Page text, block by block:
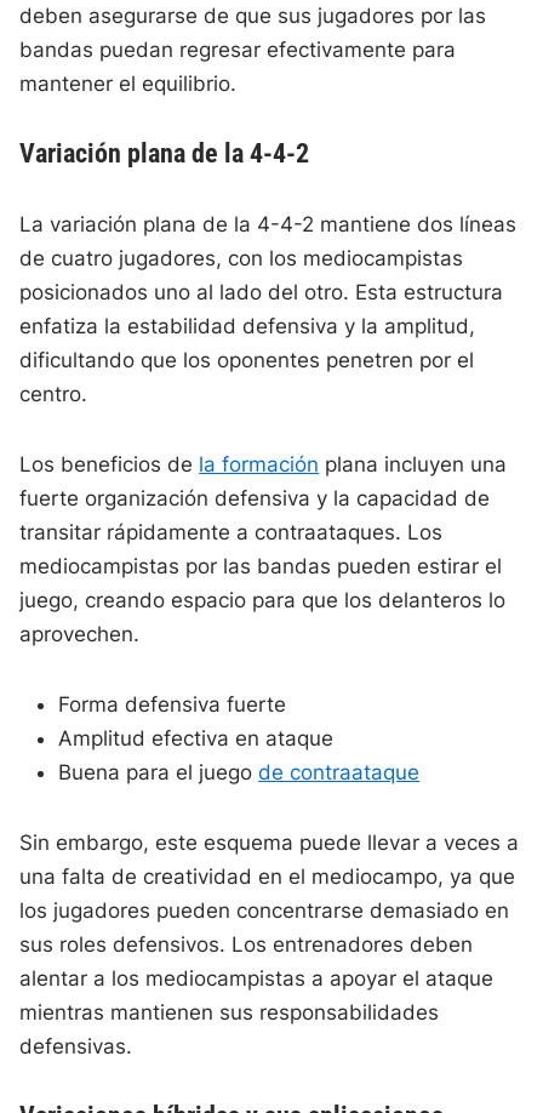
deben asegurarse de que sus jugadores por las
bandas puedan regresar efectivamente para
mantener el equilibrio.
Variación plana de la 4-4-2
La variación plana de la 4-4-2 mantiene dos líneas
de cuatro jugadores, con los mediocampistas
posicionados uno al lado del otro. Esta estructura
enfatiza la estabilidad defensiva y la amplitud,
dificultando que los oponentes penetren por el
centro.
Los beneficios de la formación plana incluyen una
fuerte organización defensiva y la capacidad de
transitar rápidamente a contraataques. Los
mediocampistas por las bandas pueden estirar el
juego, creando espacio para que los delanteros lo
aprovechen.
Forma defensiva fuerte
Amplitud efectiva en ataque
Buena para el juegode contraataque
Sin embargo, este esquema puede llevar a veces a
una falta de creatividad en el mediocampo, ya que
los jugadores pueden concentrarse demasiado en
sus roles defensivos. Los entrenadores deben
alentar a los mediocampistas a apoyar el ataque
mientras mantienen sus responsabilidades
defensivas.